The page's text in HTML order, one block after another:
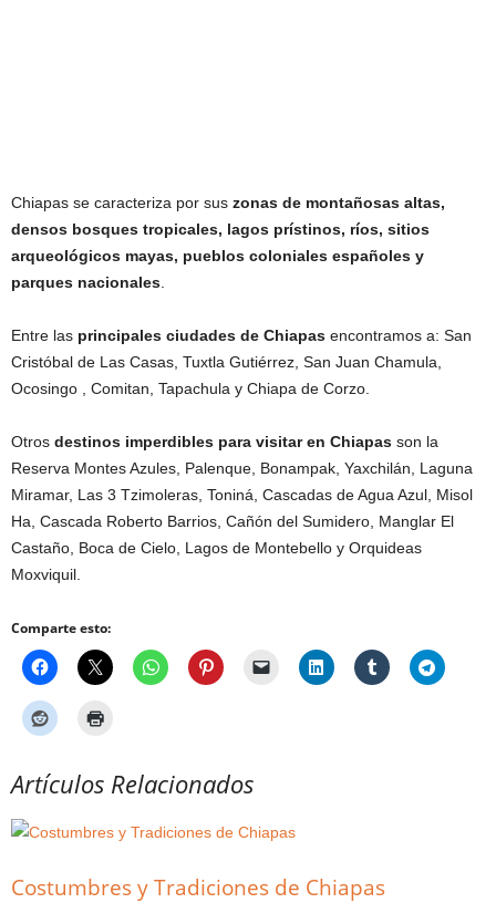
Chiapas se caracteriza por sus zonas de montañosas altas,
densos bosques tropicales, lagos prístinos, ríos, sitios
arqueológicos mayas, pueblos coloniales españoles y
parques nacionales
Entre las principales ciudades de Chiapas encontramos a: San
Cristóbal de Las Casas, Tuxtla Gutiérrez, San Juan Chamula,
Ocosingo , Comitan, Tapachula y Chiapa de Corzo.
Otros destinos imperdibles para visitar en Chiapas son la
Reserva Montes Azules, Palenque, Bonampak, Yaxchilán, Laguna
Miramar, Las 3 Tzimoleras, Toniná, Cascadas de Agua Azul, Misol
Ha, Cascada Roberto Barrios, Cañón del Sumidero, Manglar El
Castaño, Boca de Cielo, Lagos de Montebello y Orquideas
Moxviquil.
Comparte esto:
Artículos Relacionados
Costumbres y Tradiciones de Chiapas